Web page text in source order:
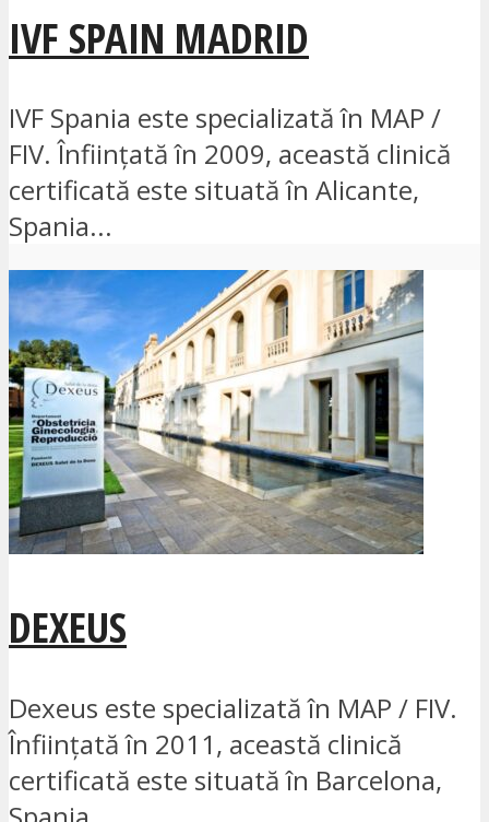
IVF SPAIN MADRID
IVF Spania este specializată în MAP /
FIV. Înființată în 2009, această clinică
certificată este situată în Alicante,
Spania...
DEXEUS
Dexeus este specializată în MAP / FIV.
Înființată în 2011, această clinică
certificată este situată în Barcelona,